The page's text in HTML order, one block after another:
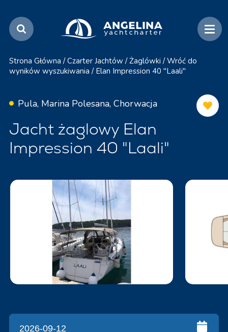
Strona Główna / Czarter Jachtów / Żaglówki / Wróć do
wyników wyszukiwania / Elan Impression 40 "Laali"
Pula, Marina Polesana, Chorwacja
Jacht żaglowy Elan
Impression 40 "Laali"